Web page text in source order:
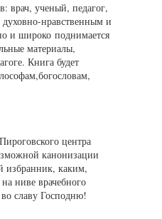
врач, ученый, педагог,
нравственным и
и широко поднимается
материалы,
Книга будет
центра
канонизации
избранник, каким,
ниве врачебного
славу Господню!